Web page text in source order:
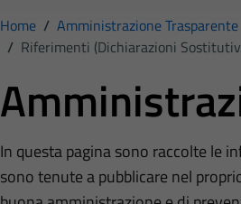
Home / Amministrazione Trasparente
/ Riferimenti (Dichiarazioni
In questa pagina sono raccolte le
sono tenute a pubblicare nel